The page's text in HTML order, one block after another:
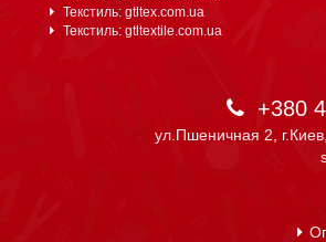
Текстиль: gtltex.com.ua
Текстиль: gtltextile.com.ua
+380
ул.Пшеничная 2,